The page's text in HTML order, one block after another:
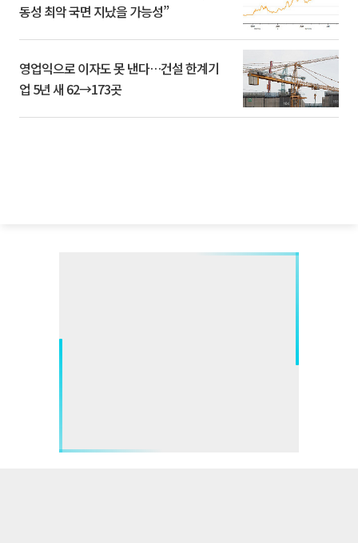
동성 최악 국면 지났을 가능성”
영업익으로 이자도 못 낸다…건설 한계기
업 5년 새 62→173곳